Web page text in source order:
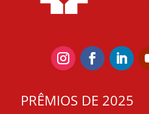
PRÊMIOS DE 2025